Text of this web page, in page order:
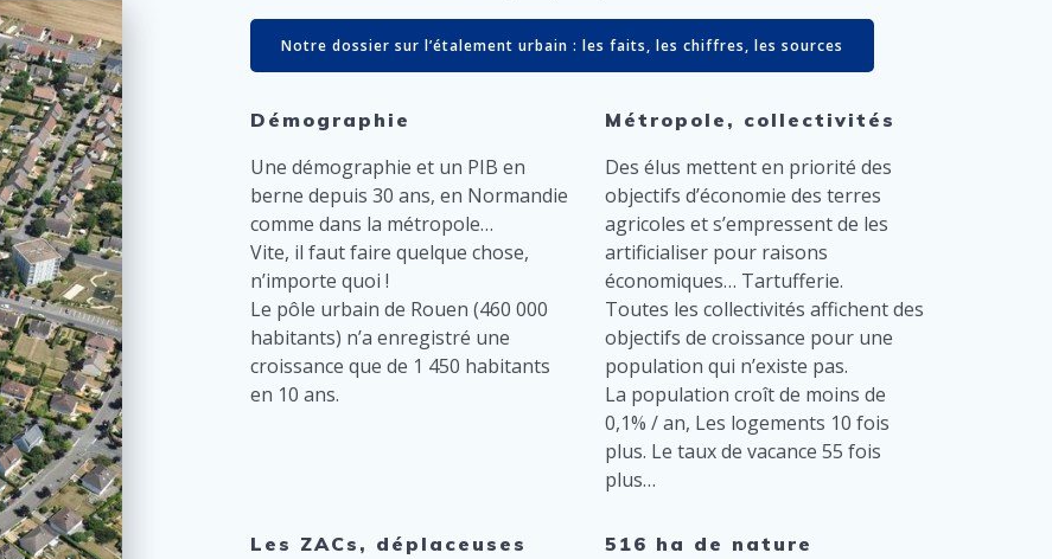
Notre dossier sur l’étalement urbain : les faits, les chiffres, les sources
Démographie
Une démographie et un PIB en
berne depuis 30 ans, en Normandie
comme dans la métropole…
Vite, il faut faire quelque chose,
n’importe quoi !
Le pôle urbain de Rouen (460 000
habitants) n’a enregistré une
croissance que de 1 450 habitants
en 10 ans.
Métropole, collectivités
Des élus mettent en priorité des
objectifs d’économie des terres
agricoles et s’empressent de les
artificialiser pour raisons
économiques… Tartufferie.
Toutes les collectivités affichent des
objectifs de croissance pour une
population qui n’existe pas.
La population croît de moins de
0,1% / an, Les logements 10 fois
plus. Le taux de vacance 55 fois
plus…
Les ZACs, déplaceuses
516 ha de nature